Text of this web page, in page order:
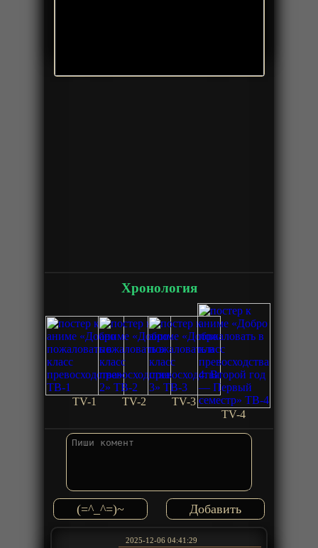
Хронология
TV-1 TV-2
TV-3
TV-4
(=^_^=)~
2025-12-06 04:41:29